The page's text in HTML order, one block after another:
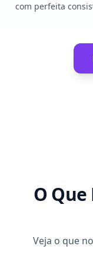
com perfeita
O
Veja o que